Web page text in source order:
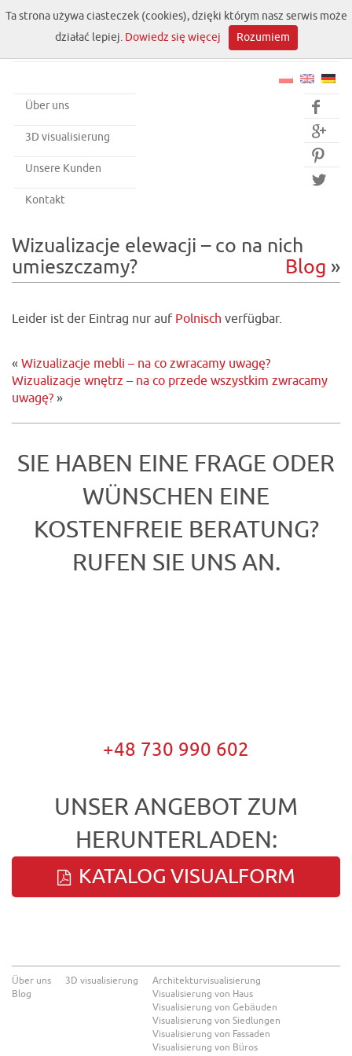




Über uns
3D visualisierung
Unsere Kunden
Kontakt
Wizualizacje elewacji – co na nich
umieszczamy?
Blog »
Leider ist der Eintrag nur auf Polnisch verfügbar.
« Wizualizacje mebli – na co zwracamy uwagę?
Wizualizacje wnętrz – na co przede wszystkim zwracamy
uwagę? »
SIE HABEN EINE FRAGE ODER
WÜNSCHEN EINE
KOSTENFREIE BERATUNG?
RUFEN SIE UNS AN.
+48 730 990 602
UNSER ANGEBOT ZUM
HERUNTERLADEN:
KATALOG VISUALFORM
Über uns
Blog
3D visualisierung
Architekturvisualisierung
Visualisierung von Haus
Visualisierung von Gebäuden
Visualisierung von Siedlungen
Visualisierung von Fassaden
Visualisierung von Büros
Ta strona używa ciasteczek (cookies), dzięki którym nasz serwis może
działać lepiej. Dowiedz się więcej Rozumiem